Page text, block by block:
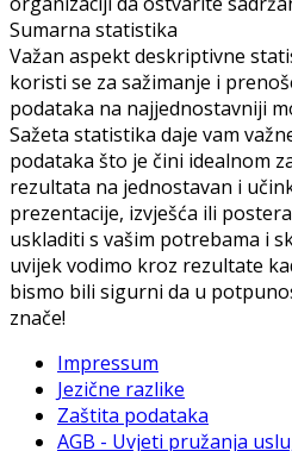
Sumarna statistika
Važan aspekt deskriptivne
koristi se za sažimanje i
podataka na najjednostavniji
Sažeta statistika daje vam
podataka što je čini idealnom
rezultata na jednostavan i
prezentacije, izvješća ili
uskladiti s vašim potrebama i
uvijek vodimo kroz rezultate
bismo bili sigurni da u
znače!
Impressum
Jezične razlike
Zaštita podataka
AGB - Uvjeti pružanja